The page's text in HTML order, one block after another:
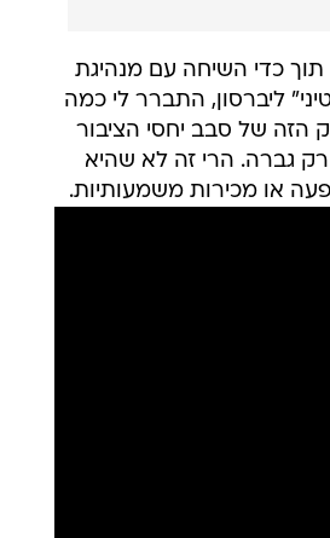
כדי השיחה עם מנהיגת
ליברסון, התברר לי כמה
הזה של סבב יחסי הציבור
גברה. הרי זה לא שהיא
או מכירות משמעותיות.